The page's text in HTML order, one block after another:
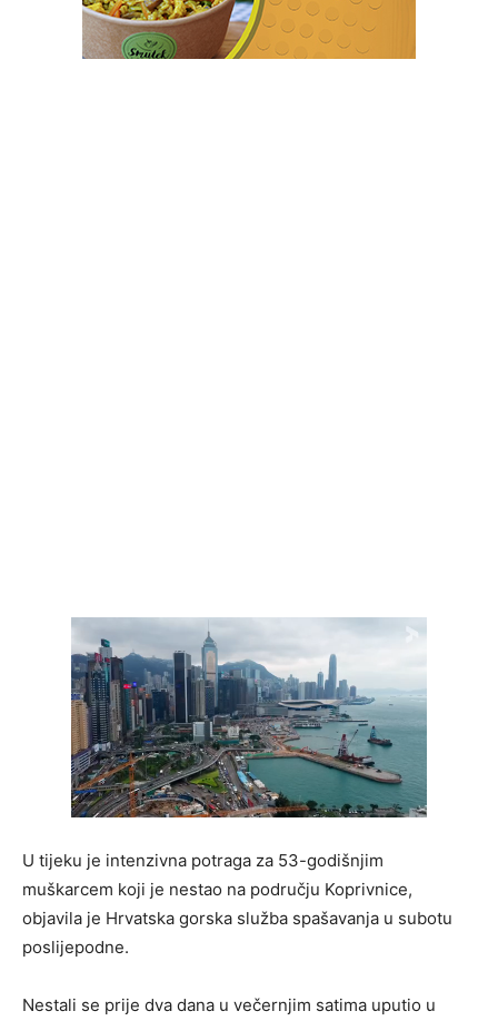
U tijeku je intenzivna potraga za 53-godišnjim
muškarcem koji je nestao na području Koprivnice,
objavila je Hrvatska gorska služba spašavanja u subotu
poslijepodne.
Nestali se prije dva dana u večernjim satima uputio u